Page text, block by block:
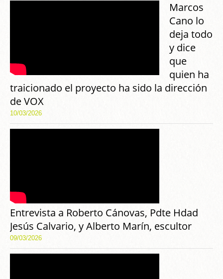
Marcos
Cano lo
deja todo
y dice
que
quien ha
traicionado el proyecto ha sido la dirección
de VOX
10/03/2026
Entrevista a Roberto Cánovas, Pdte Hdad
Jesús Calvario, y Alberto Marín, escultor
09/03/2026